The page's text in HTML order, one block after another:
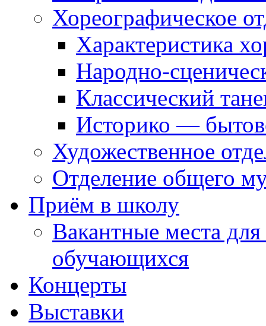
Хореографическое
Характеристика
Народно-
Классический
Историко —
Художественное
Отделение общего
Приём в школу
Вакантные места
обучающихся
Концерты
Выставки